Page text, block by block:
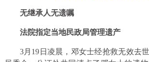
无继承人无遗嘱
法院指定当地民政局管理遗产
3月19日凌晨，邓女士经抢救无效去